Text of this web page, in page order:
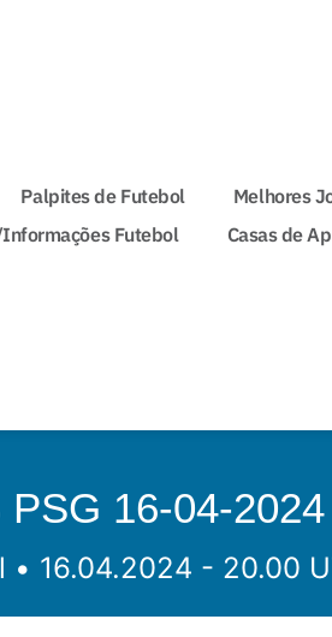
Palpites de Futebol Melhores
Futebol
Casas de
16-04-